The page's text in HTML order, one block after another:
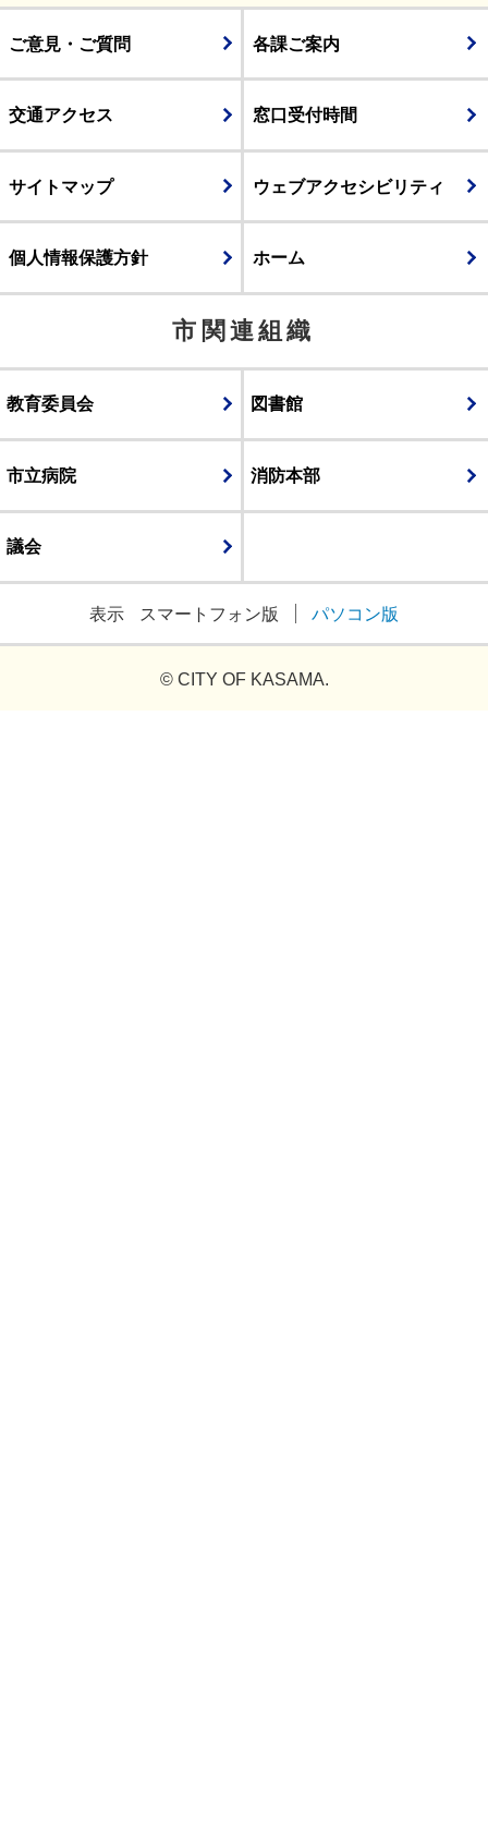
ご意見・ご質問 各課ご案内
交通アクセス 窓口受付時間
サイトマップ ウェブアクセシビリティ
個人情報保護方針 ホーム
市関連組織
教育委員会 図書館
市立病院 消防本部
議会
表示 スマートフォン版 パソコン版
© CITY OF KASAMA.